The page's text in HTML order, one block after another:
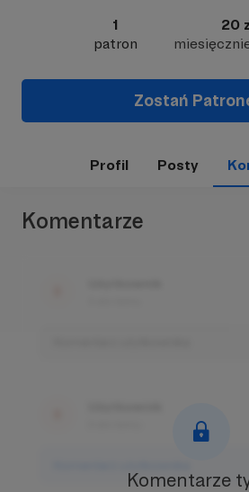
1
patron
20
Zostań
Profil Posty
Komentarze
Komentarze